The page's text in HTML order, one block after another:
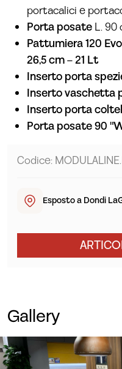
portacalici e
Porta posate L. 90
Pattumiera 120
26,5 cm – 21 Lt
Inserto porta
Inserto vaschetta
Inserto porta
Porta posate 90
Codice:
Esposto a Dondi
Gallery